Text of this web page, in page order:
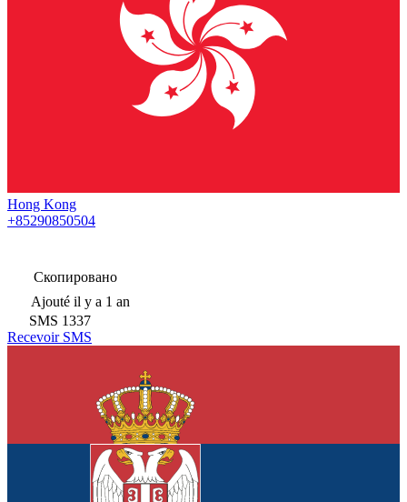
Hong Kong
+85290850504
Скопировано
Ajouté il y a 1 an
SMS 1337
Recevoir SMS